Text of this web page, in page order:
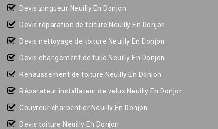
Devis zingueur Neuilly En Donjon
Devis réparation de toiture Neuilly En Donjon
Devis nettoyage de toiture Neuilly En Donjon
Devis changement de tuile Neuilly En Donjon
Rehaussement de toiture Neuilly En Donjon
Réparateur installateur de velux Neuilly En Donjon
Couvreur charpentier Neuilly En Donjon
Devis toiture Neuilly En Donjon